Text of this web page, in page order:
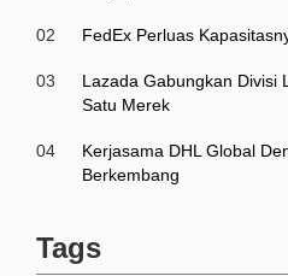
02 FedEx Perluas
03
Lazada Gabungkan Divisi
Satu Merek
04
Kerjasama DHL Global
Berkembang
Tags